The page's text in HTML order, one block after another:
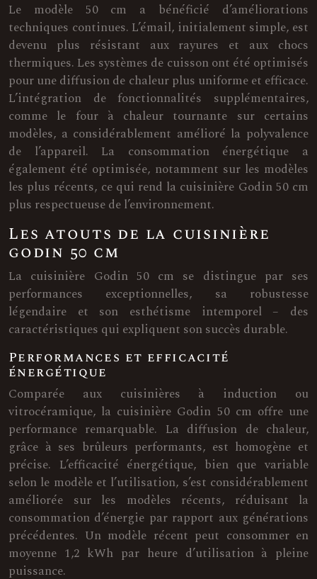
Le modèle 50 cm a bénéficié d’améliorations
techniques continues. L’émail, initialement simple, est
devenu plus résistant aux rayures et aux chocs
thermiques. Les systèmes de cuisson ont été optimisés
pour une diffusion de chaleur plus uniforme et efficace.
L’intégration de fonctionnalités supplémentaires,
comme le four à chaleur tournante sur certains
modèles, a considérablement amélioré la polyvalence
de l’appareil. La consommation énergétique a
également été optimisée, notamment sur les modèles
les plus récents, ce qui rend la cuisinière Godin 50 cm
plus respectueuse de l’environnement.
Les atouts de la cuisinière
godin 50 cm
La cuisinière Godin 50 cm se distingue par ses
performances exceptionnelles, sa robustesse
légendaire et son esthétisme intemporel – des
caractéristiques qui expliquent son succès durable.
Performances et efficacité
énergétique
Comparée aux cuisinières à induction ou
vitrocéramique, la cuisinière Godin 50 cm offre une
performance remarquable. La diffusion de chaleur,
grâce à ses brûleurs performants, est homogène et
précise. L’efficacité énergétique, bien que variable
selon le modèle et l’utilisation, s’est considérablement
améliorée sur les modèles récents, réduisant la
consommation d’énergie par rapport aux générations
précédentes. Un modèle récent peut consommer en
moyenne 1,2 kWh par heure d’utilisation à pleine
puissance.